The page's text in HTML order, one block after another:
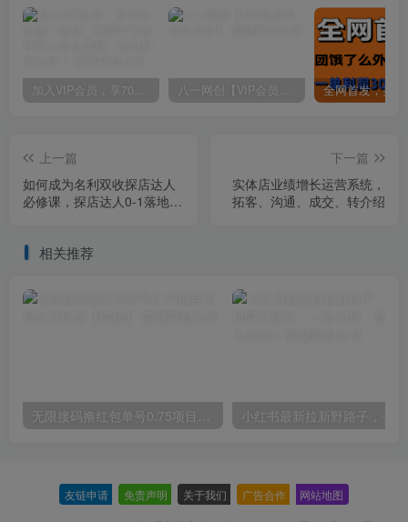
加入VIP会员，享70%的推广提成，免费学习多种网上创业课程，菜鸟秒变大神！ 八一网创【VIP会员专属交流群】
上一篇
如何成为名利双收探店达人
必修课，探店达人0-1落地转
下一篇
实体店业绩增长运营系统，
拓客、沟通、成交、转介绍
相关推荐
无限接码撸红包单号0.75项目无偿分享给你【揭秘】
友链申请 免责声明 关于我们 广告合作 网站地图